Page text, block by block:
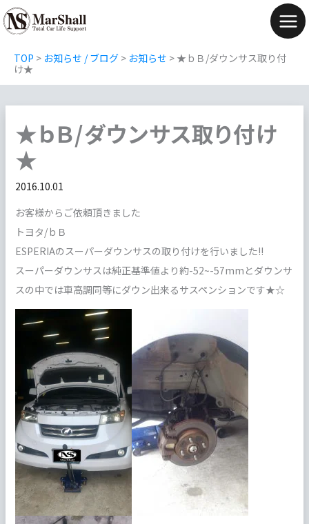
内
容
キ
ッ
TOP > お知らせ / ブログ > お知らせ > ★ｂＢ/ダウンサス取り付
け★
★ｂＢ/ダウンサス取り付け
★
2016.10.01
お客様からご依頼頂きました
トヨタ/ｂＢ
ESPERIAのスーパーダウンサスの取り付けを行いました!!
スーパーダウンサスは純正基準値より約-52~-57mmとダウンサ
スの中では車高調同等にダウン出来るサスペンションです★☆